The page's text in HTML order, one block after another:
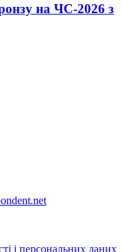
на ЧС-2026 з
і персональних даних